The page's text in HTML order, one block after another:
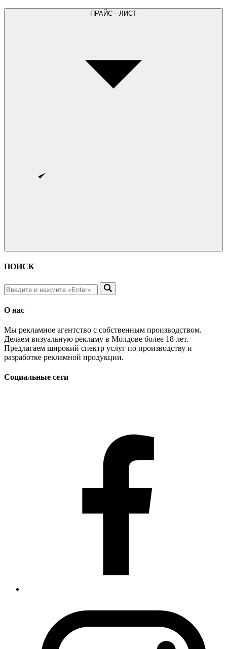
ПРАЙС—ЛИСТ
ПОИСК
О нас
Мы рекламное агентство с собственным производством.
Делаем визуальную рекламу в Молдове более 18 лет.
Предлагаем широкий спектр услуг по производству и
разработке рекламной продукции.
Социальные сети